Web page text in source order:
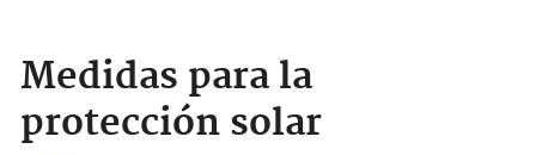
Medidas para la
protección solar